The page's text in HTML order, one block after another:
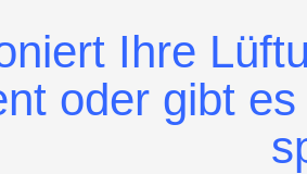
Ihre
oder gibt